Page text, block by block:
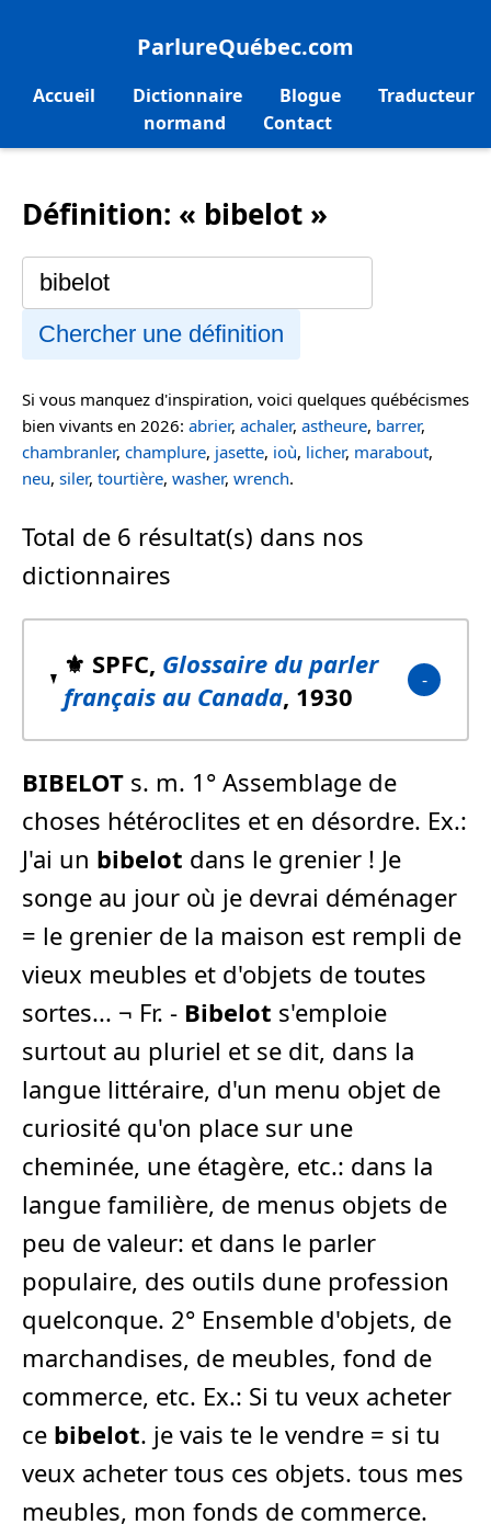
ParlureQuébec.com
Accueil Dictionnaire Blogue
Traducteur
normand
Contact
Définition: « bibelot »
Chercher une définition
Si vous manquez d'inspiration, voici quelques québécismes
bien vivants en 2026: abrier, achaler, astheure, barrer,
chambranler, champlure, jasette, ioù, licher, marabout,
neu, siler, tourtière, washer, wrench.
Total de 6 résultat(s) dans nos
dictionnaires
⚜️ SPFC, Glossaire du parler
français au Canada, 1930
BIBELOT s. m. 1° Assemblage de
choses hétéroclites et en désordre. Ex.:
J'ai un bibelot dans le grenier ! Je
songe au jour où je devrai déménager
= le grenier de la maison est rempli de
vieux meubles et d'objets de toutes
sortes... ¬ Fr. - Bibelot s'emploie
surtout au pluriel et se dit, dans la
langue littéraire, d'un menu objet de
curiosité qu'on place sur une
cheminée, une étagère, etc.: dans la
langue familière, de menus objets de
peu de valeur: et dans le parler
populaire, des outils dune profession
quelconque. 2° Ensemble d'objets, de
marchandises, de meubles, fond de
commerce, etc. Ex.: Si tu veux acheter
ce bibelot. je vais te le vendre = si tu
veux acheter tous ces objets. tous mes
meubles, mon fonds de commerce.